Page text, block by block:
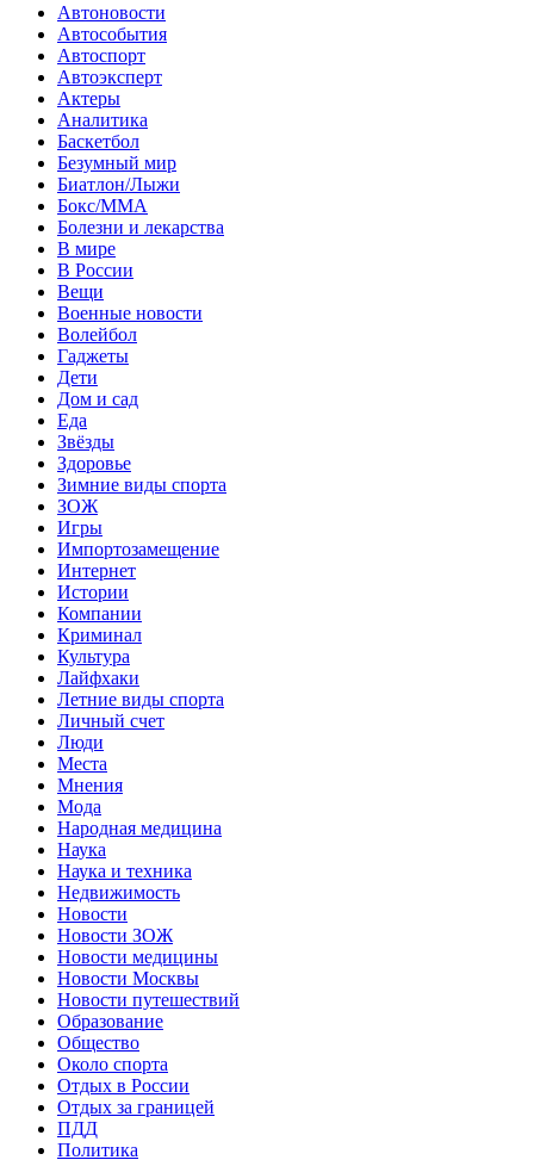
Автоновости
Автособытия
Автоспорт
Автоэксперт
Актеры
Аналитика
Баскетбол
Безумный мир
Биатлон/Лыжи
Бокс/MMA
Болезни и лекарства
В мире
В России
Вещи
Военные новости
Волейбол
Гаджеты
Дети
Дом и сад
Еда
Звёзды
Здоровье
Зимние виды спорта
ЗОЖ
Игры
Импортозамещение
Интернет
Истории
Компании
Криминал
Культура
Лайфхаки
Летние виды спорта
Личный счет
Люди
Места
Мнения
Мода
Народная медицина
Наука
Наука и техника
Недвижимость
Новости
Новости ЗОЖ
Новости медицины
Новости Москвы
Новости путешествий
Образование
Общество
Около спорта
Отдых в России
Отдых за границей
ПДД
Политика